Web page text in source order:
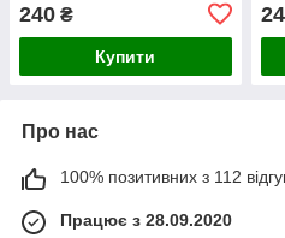
240 ₴
Купити
Про нас
100% позитивних з 112
Працює з 28.09.2020